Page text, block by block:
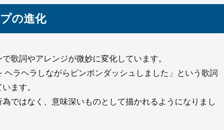
の進化
歌詞やアレンジが微妙に変化しています。
ラヘラしながらピンポンダッシュしました」という歌詞
ます。
ではなく、意味深いものとして描かれるようになりまし